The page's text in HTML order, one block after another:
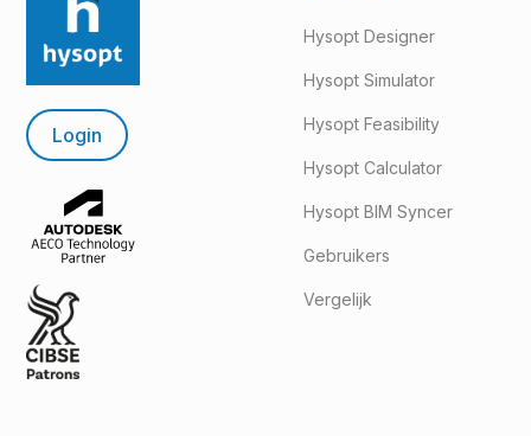
Login
Hysopt Designer
Hysopt Simulator
Hysopt Feasibility
Hysopt Calculator
Hysopt BIM Syncer
Gebruikers
Vergelijk